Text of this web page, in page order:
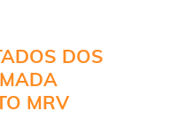
DOS
MRV